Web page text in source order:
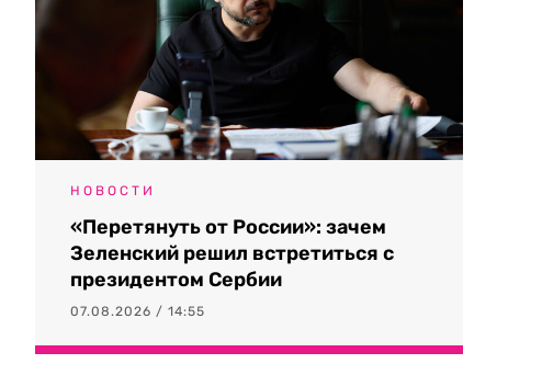
НОВОСТИ
«Перетянуть от России»: зачем
Зеленский решил встретиться с
президентом Сербии
07.08.2026 / 14:55